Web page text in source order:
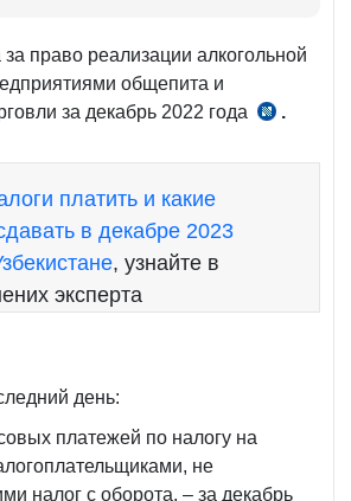
право реализации алкогольной
общепита и
за декабрь 2022 года
ч..
платить и какие
в декабре 2023
, узнайте в
эксперта
день:
платежей по налогу на
не
налог с оборота, – за декабрь